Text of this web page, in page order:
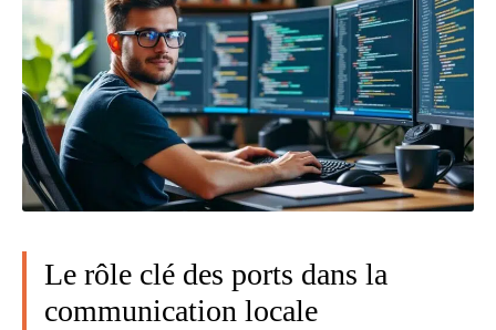
Le rôle clé des ports dans la
communication locale